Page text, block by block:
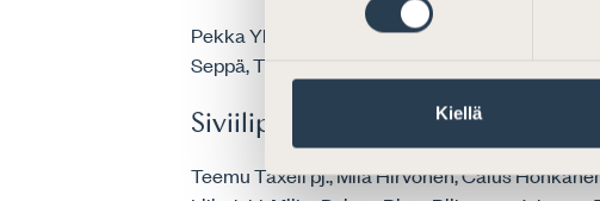
Kiellä
Pekka Ylikoski pj., Björn Boucht, Pinja
Seppä, Tuomas Turunen.
Siviiliprosessioikeus
Teemu Taxell pj., Miia Hirvonen, Caius